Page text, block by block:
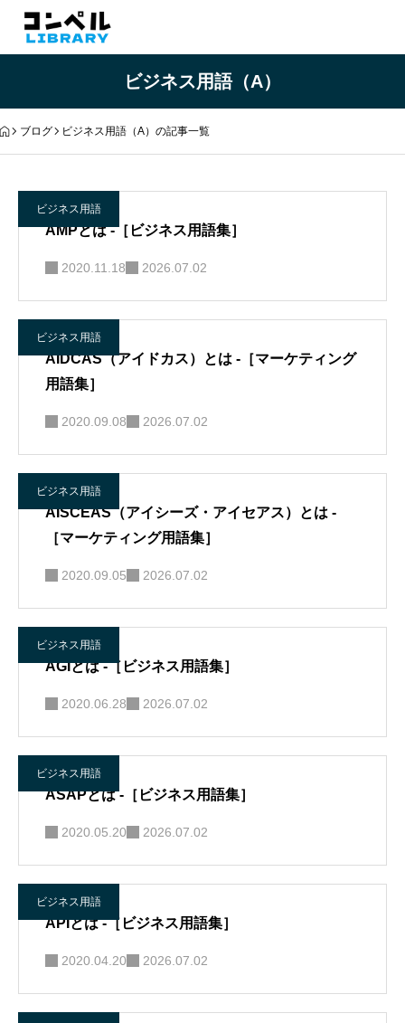
ビジネス用語（A）
ブログ ビジネス用語（A）の記事一覧
ビジネス用語
AMPとは -［ビジネス用語集］
2020.11.18 2026.07.02
ビジネス用語
AIDCAS（アイドカス）とは -［マーケティング
用語集］
2020.09.08 2026.07.02
ビジネス用語
AISCEAS（アイシーズ・アイセアス）とは -
［マーケティング用語集］
2020.09.05 2026.07.02
ビジネス用語
AGIとは -［ビジネス用語集］
2020.06.28 2026.07.02
ビジネス用語
ASAPとは -［ビジネス用語集］
2020.05.20 2026.07.02
ビジネス用語
APIとは -［ビジネス用語集］
2020.04.20 2026.07.02